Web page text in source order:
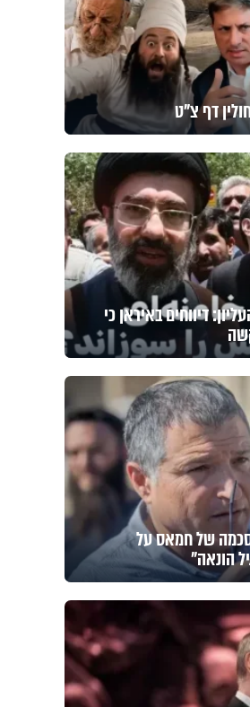
דף צ"ט
דיווחים באיראן כי
של חמאס על
הונאה"